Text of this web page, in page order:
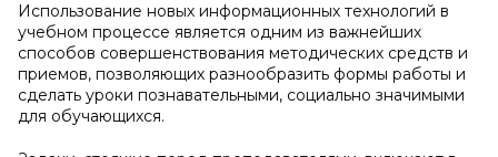
Использование новых информационных технологий в
учебном процессе является одним из важнейших
способов совершенствования методических средств и
приемов, позволяющих разнообразить формы работы и
сделать уроки познавательными, социально значимыми
для обучающихся.